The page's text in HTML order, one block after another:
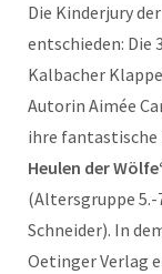
Die Kinderjury
entschieden: Die
Kalbacher
Autorin Aimée
ihre fantastische
Heulen der
(Altersgruppe 5.-
Schneider). In
Oetinger Verlag